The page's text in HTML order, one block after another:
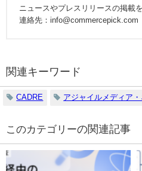
ニュースやプレスリリースの掲載
連絡先：info@commercepick.com
関連キーワード
CADRE アジャイルメディア
の関連記事